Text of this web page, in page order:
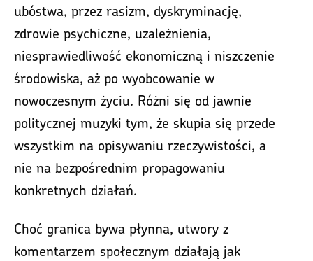
ubóstwa, przez rasizm, dyskryminację,
zdrowie psychiczne, uzależnienia,
niesprawiedliwość ekonomiczną i niszczenie
środowiska, aż po wyobcowanie w
nowoczesnym życiu. Różni się od jawnie
politycznej muzyki tym, że skupia się przede
wszystkim na opisywaniu rzeczywistości, a
nie na bezpośrednim propagowaniu
konkretnych działań.
Choć granica bywa płynna, utwory z
komentarzem społecznym działają jak